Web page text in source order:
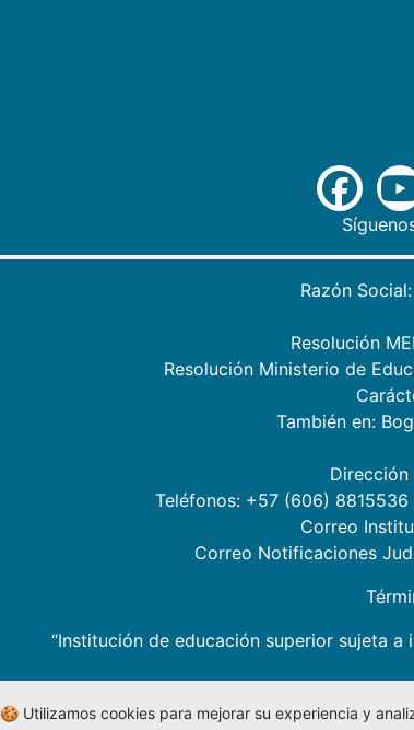
Razón
Resolución
Resolución Ministerio de
También en:
Dirección
Teléfonos: +57 (606)
Correo
Correo Notificaciones
“Institución de educación superior sujeta
🍪 Utilizamos cookies para mejorar su experiencia y